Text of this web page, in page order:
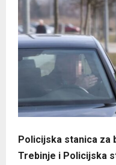
Policijska stanica za
Trebinje i Policijska